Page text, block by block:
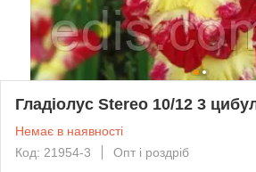
Гладіолус Stereo 10/12 3
Немає в наявності
Код: 21954-3
Опт і роздріб